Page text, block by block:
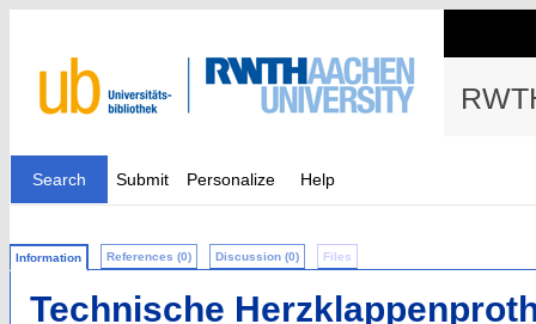
Search Submit Personalize Help
Information References (0) Discussion (0) Files
Technische